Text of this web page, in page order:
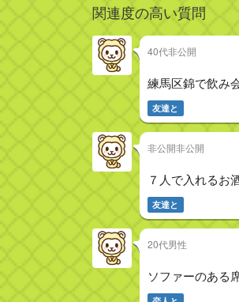
関連度の高い質問
40代非公開
練馬区錦で飲み
友達と
非公開非公開
７人で入れるお
友達と
20代男性
ソファーのある